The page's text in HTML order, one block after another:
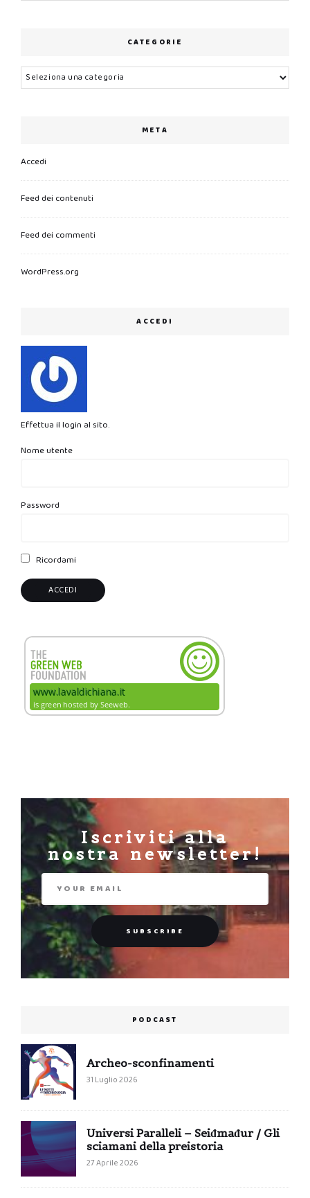
CATEGORIE
Categorie
META
Accedi
Feed dei contenuti
Feed dei commenti
WordPress.org
ACCEDI
Effettua il login al sito.
Nome utente
Password
Ricordami
Iscriviti alla
nostra newsletter!
PODCAST
Archeo-sconfinamenti
31 Luglio 2026
Universi Paralleli – Seiđmađur / Gli
sciamani della preistoria
27 Aprile 2026